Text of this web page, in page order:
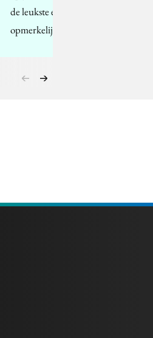
de leukste en
opmerkelijkste…